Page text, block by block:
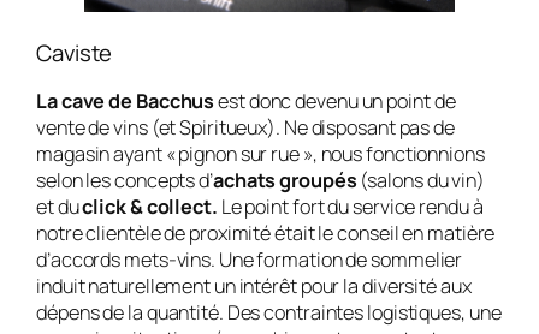
Caviste
La cave de Bacchusest donc devenu un point de
vente de vins (et Spiritueux). Ne disposant pas de
magasin ayant « pignon sur rue », nous fonctionnions
selon les concepts d’achats groupés (salons du vin)
et duclick & collect. Le point fort du service rendu à
notre clientèle de proximité était le conseil en matière
d’accords mets-vins. Une formation de sommelier
induit naturellement un intérêt pour la diversité aux
dépens de la quantité. Des contraintes logistiques, une